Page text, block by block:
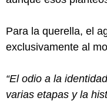
Para la querella, el
exclusivamente al
“El odio a la
varias etapas y la